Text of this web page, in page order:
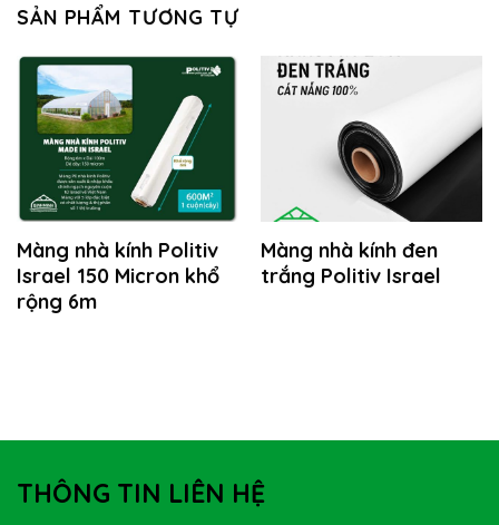
SẢN PHẨM TƯƠNG TỰ
Màng nhà kính Politiv
Israel 150 Micron khổ
rộng 6m
Màng nhà kính đen
trắng Politiv Israel
THÔNG TIN LIÊN HỆ